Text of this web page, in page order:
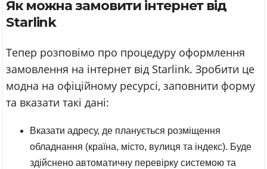
Як можна замовити інтернет від
Starlink
Тепер розповімо про процедуру оформлення
замовлення на інтернет від Starlink. Зробити це
модна на офіційному ресурсі, заповнити форму
та вказати такі дані:
Вказати адресу, де планується розміщення
обладнання (країна, місто, вулиця та індекс). Буде
здійснено автоматичну перевірку системою та